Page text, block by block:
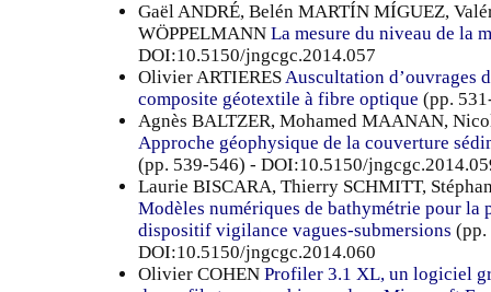
Gaël ANDRÉ, Belén MARTÍN MÍGUEZ,
WÖPPELMANN La mesure du niveau de la
DOI:10.5150/jngcgc.2014.057
Olivier ARTIERESAuscultation d’ouvrages
composite géotextile à fibre optique (pp.
Agnès BALTZER, Mohamed MAANAN,
Approche géophysique de la couverture
(pp. 539-546) - DOI:10.5150/
Laurie BISCARA, Thierry SCHMITT,
Modèles numériques de bathymétrie pour
dispositif vigilance vagues-submersions (pp.
DOI:10.5150/jngcgc.2014.060
Olivier COHEN Profiler 3.1 XL, un logiciel